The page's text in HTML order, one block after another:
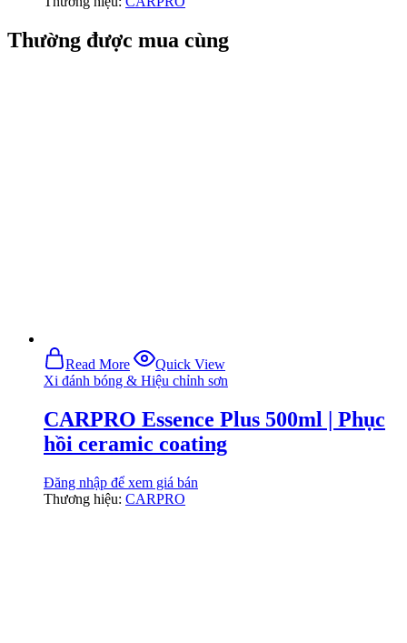
Thường được mua cùng
Read More
Quick View
Xi đánh bóng & Hiệu chỉnh sơn
CARPRO Essence Plus 500ml | Phục
hồi ceramic coating
Đăng nhập để xem giá bán
Thương hiệu: CARPRO